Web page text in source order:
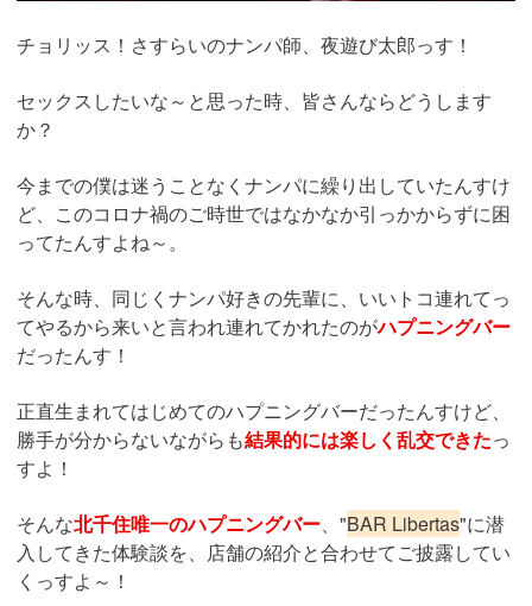
チョリッス！さすらいのナンパ師、夜遊び太郎っす！
セックスしたいな～と思った時、皆さんならどうします
か？
今までの僕は迷うことなくナンパに繰り出していたんすけ
ど、このコロナ禍のご時世ではなかなか引っかからずに困
ってたんすよね～。
そんな時、同じくナンパ好きの先輩に、いいトコ連れてっ
てやるから来いと言われ連れてかれたのがハプニングバー
だったんす！
正直生まれてはじめてのハプニングバーだったんすけど、
勝手が分からないながらも結果的には楽しく乱交できたっ
すよ！
そんな北千住唯一のハプニングバー、"BAR Libertas"に潜
入してきた体験談を、店舗の紹介と合わせてご披露してい
くっすよ～！